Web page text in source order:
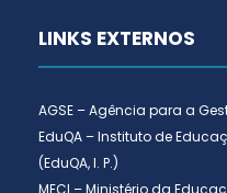
LINKS EXTERNOS
AGSE – Agência para a
EduQA – Instituto de
(EduQA, I. P.)
MECI – Ministério da